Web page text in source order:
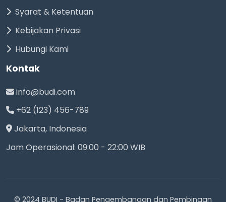
Syarat & Ketentuan
Kebijakan Privasi
Hubungi Kami
Kontak
info@budi.com
+62 (123) 456-789
Jakarta, Indonesia
Jam Operasional: 09:00 - 22:00 WIB
© 2024 BUDI - Badan Pengembangan dan Pembinaan